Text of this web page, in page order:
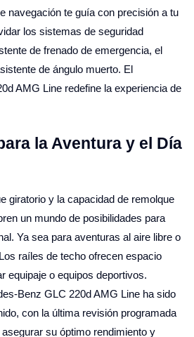
navegación te guía con precisión a tu
los sistemas de seguridad
de frenado de emergencia, el
de ángulo muerto. El
AMG Line redefine la experiencia de
la Aventura y el Día
giratorio y la capacidad de remolque
un mundo de posibilidades para
Ya sea para aventuras al aire libre o
raíles de techo ofrecen espacio
equipaje o equipos deportivos.
Benz GLC 220d AMG Line ha sido
con la última revisión programada
su óptimo rendimiento y